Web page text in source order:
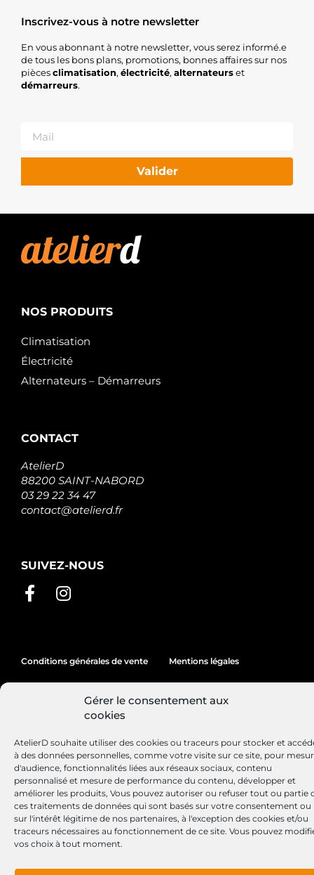
Gérer le consentement aux
cookies
AtelierD souhaite utiliser des cookies ou traceurs pour stocker et
à des données personnelles, comme votre visite sur ce site, pour
d'audience, fonctionnalités liées aux réseaux sociaux, contenu
personnalisé et mesure de performance du contenu, développer et
améliorer les produits, Vous pouvez autoriser ou refuser tout ou partie
ces traitements de données qui sont basés sur votre consentement ou
sur l'intérêt légitime de nos partenaires, à l'exception des cookies et/ou
traceurs nécessaires au fonctionnement de ce site. Vous pouvez
vos choix à tout moment.
Inscrivez-vous à notre newsletter
En vous abonnant à notre newsletter, vous serez informé.e
de tous les bons plans, promotions, bonnes affaires sur nos
piècesclimatisation, électricité, alternateurset
démarreurs.
Valider
NOS PRODUITS
Climatisation
Électricité
Alternateurs – Démarreurs
CONTACT
AtelierD
88200 SAINT-NABORD
03 29 22 34 47
contact@atelierd.fr
SUIVEZ-NOUS
Conditions générales de vente Mentions légales
Site réalisé par LézardsCréation